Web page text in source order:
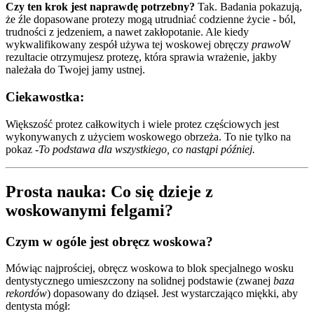
Czy ten krok jest naprawdę potrzebny? Tak. Badania pokazują,
że źle dopasowane protezy mogą utrudniać codzienne życie - ból,
trudności z jedzeniem, a nawet zakłopotanie. Ale kiedy
wykwalifikowany zespół używa tej woskowej obręczy prawoW
rezultacie otrzymujesz protezę, która sprawia wrażenie, jakby
należała do Twojej jamy ustnej.
Ciekawostka:
Większość protez całkowitych i wiele protez częściowych jest
wykonywanych z użyciem woskowego obrzeża. To nie tylko na
pokaz -To podstawa dla wszystkiego, co nastąpi później.
Prosta nauka: Co się dzieje z
woskowanymi felgami?
Czym w ogóle jest obręcz woskowa?
Mówiąc najprościej, obręcz woskowa to blok specjalnego wosku
dentystycznego umieszczony na solidnej podstawie (zwanej baza
rekordów) dopasowany do dziąseł. Jest wystarczająco miękki, aby
dentysta mógł: